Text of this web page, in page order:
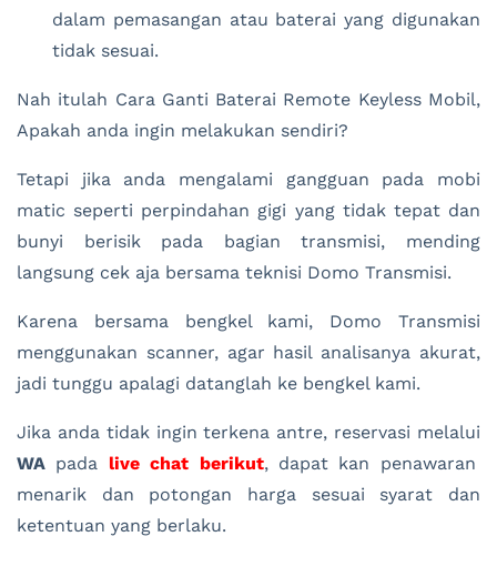
dalam pemasangan atau baterai yang digunakan
tidak sesuai.
Nah itulah Cara Ganti Baterai Remote Keyless Mobil,
Apakah anda ingin melakukan sendiri?
Tetapi jika anda mengalami gangguan pada mobi
matic seperti perpindahan gigi yang tidak tepat dan
bunyi berisik pada bagian transmisi, mending
langsung cek aja bersama teknisi Domo Transmisi.
Karena bersama bengkel kami, Domo Transmisi
menggunakan scanner, agar hasil analisanya akurat,
jadi tunggu apalagi datanglah ke bengkel kami.
Jika anda tidak ingin terkena antre, reservasi melalui
WA pada live chat berikut, dapat kan penawaran
menarik dan potongan harga sesuai syarat dan
ketentuan yang berlaku.